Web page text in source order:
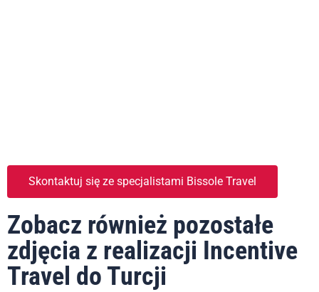
Skontaktuj się ze specjalistami Bissole Travel
Zobacz również pozostałe
zdjęcia z realizacji Incentive
Travel do Turcji